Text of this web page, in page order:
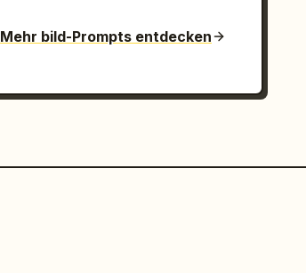
Mehr bild-Prompts entdecken